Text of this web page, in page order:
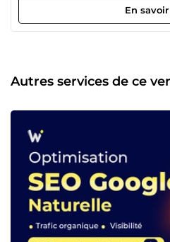
intelligent qui répond à vos
WhatsApp ou Messenger. Il
leads, suivi client, facturation,
Mes clients gagnent en
création, validation,
optimisation pour apparaître
Indispensable pour tout
de chez ses clients. ◀️ Création
professionnels et applications
optimisés SEO et conçus pour
clients. Pourquoi me faire confiance ? J'aurais pu vous
lister des certifications ou des
préfère être direct : Je réponds sous 24h, toujours Je vous
explique chaque décision sans
En
Autres services de ce